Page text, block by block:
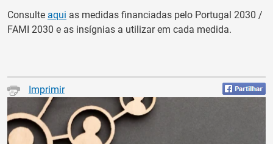
Consulte aqui as medidas financiadas pelo Portugal 2030 /
FAMI 2030 e as insígnias a utilizar em cada medida.
Imprimir